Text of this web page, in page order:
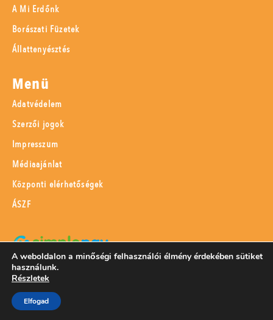
A Mi Erdőnk
Borászati Füzetek
Állattenyésztés
Menü
Adatvédelem
Szerzői jogok
Impresszum
Médiaajánlat
Központi elérhetőségek
ÁSZF
SimplePay adattovábbítási nyilatkozat
A weboldalon a minőségi felhasználói élmény érdekében sütiket
használunk.
Részletek
Elfogad